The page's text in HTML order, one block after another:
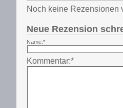
Noch keine Rezensionen
Neue Rezension
Name:*
Kommentar:*